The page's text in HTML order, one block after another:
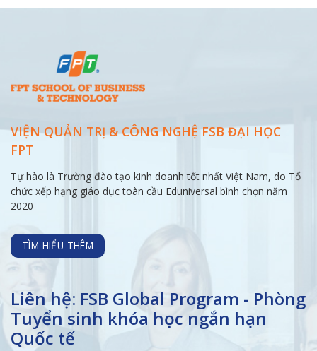
VIỆN QUẢN TRỊ & CÔNG NGHỆ FSB ĐẠI HỌC
FPT
Tự hào là Trường đào tạo kinh doanh tốt nhất Việt Nam, do Tổ
chức xếp hạng giáo dục toàn cầu Eduniversal bình chọn năm
2020
TÌM HIỂU THÊM
Liên hệ: FSB Global Program - Phòng
Tuyển sinh khóa học ngắn hạn
Quốc tế